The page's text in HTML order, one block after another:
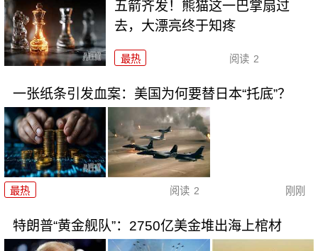
五箭齐发！熊猫这一巴掌扇过
去，大漂亮终于知疼
最热 阅读 2
一张纸条引发血案：美国为何要替日本“托底”？
最热 阅读 2 刚刚
特朗普“黄金舰队”：2750亿美金堆出海上棺材